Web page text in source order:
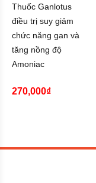
Thuốc Ganlotus
điều trị suy giảm
chức năng gan và
tăng nồng độ
Amoniac
270,000₫